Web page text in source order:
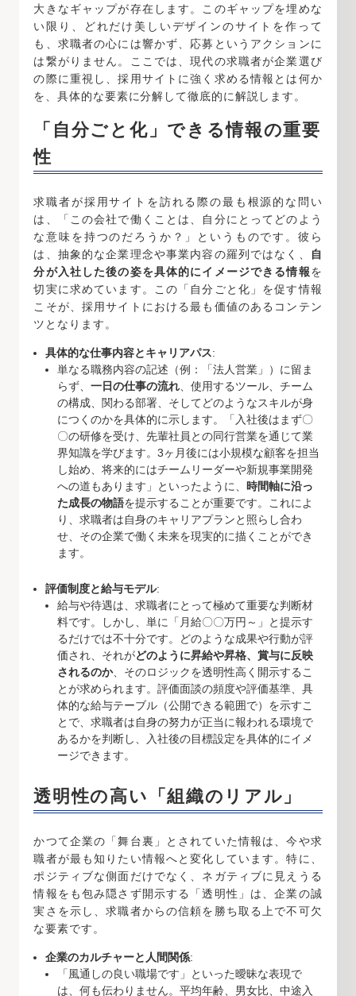
大きなギャップが存在します。このギャップを埋めな
い限り、どれだけ美しいデザインのサイトを作って
も、求職者の心には響かず、応募というアクションに
は繋がりません。ここでは、現代の求職者が企業選び
の際に重視し、採用サイトに強く求める情報とは何か
を、具体的な要素に分解して徹底的に解説します。
「自分ごと化」できる情報の重要
性
求職者が採用サイトを訪れる際の最も根源的な問い
は、「この会社で働くことは、自分にとってどのよう
な意味を持つのだろうか？」というものです。彼ら
は、抽象的な企業理念や事業内容の羅列ではなく、
自
分が入社した後の姿を具体的にイメージできる情報を
切実に求めています。この「自分ごと化」を促す情報
こそが、採用サイトにおける最も価値のあるコンテン
ツとなります。
具体的な仕事内容とキャリアパス:
単なる職務内容の記述（例：「法人営業」）に留ま
らず、一日の仕事の流れ 、使用するツール、チーム
の構成、関わる部署、そしてどのようなスキルが身
につくのかを具体的に示します。「入社後はまず〇
〇の研修を受け、先輩社員との同行営業を通じて業
界知識を学びます。3ヶ月後には小規模な顧客を担当
し始め、将来的にはチームリーダーや新規事業開発
への道もあります」といったように、 時間軸に沿っ
た成長の物語を提示することが重要です。これによ
り、求職者は自身のキャリアプランと照らし合わ
せ、その企業で働く未来を現実的に描くことができ
ます。
評価制度と給与モデル:
給与や待遇は、求職者にとって極めて重要な判断材
料です。しかし、単に「月給〇〇万円～」と提示す
るだけでは不十分です。どのような成果や行動が評
価され、それがどのように昇給や昇格、賞与に反映
されるのか、そのロジックを透明性高く開示するこ
とが求められます。評価面談の頻度や評価基準、具
体的な給与テーブル（公開できる範囲で）を示すこ
とで、求職者は自身の努力が正当に報われる環境で
あるかを判断し、入社後の目標設定を具体的にイメ
ージできます。
透明性の高い「組織のリアル」
かつて企業の「舞台裏」とされていた情報は、今や求
職者が最も知りたい情報へと変化しています。特に、
ポジティブな側面だけでなく、ネガティブに見えうる
情報をも包み隠さず開示する「透明性」は、企業の誠
実さを示し、求職者からの信頼を勝ち取る上で不可欠
な要素です。
企業のカルチャーと人間関係:
「風通しの良い職場です」といった曖昧な表現で
は、何も伝わりません。平均年齢、男女比、中途入